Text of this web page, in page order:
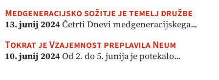
Medgeneracijsko sožitje je temelj družbe
13. junij 2024Četrti Dnevi medgeneracijskega...
Tokrat je Vzajemnost preplavila Neum
10. junij 2024Od 2. do 5. junija je potekalo...